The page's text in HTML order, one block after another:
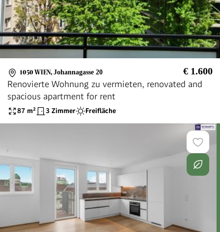
1050 WIEN, Johannagasse 20 € 1.600
Renovierte Wohnung zu vermieten, renovated and
spacious apartment for rent
87 m² 3 Zimmer Freifläche